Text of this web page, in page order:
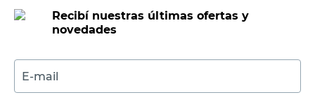
Recibí nuestras últimas ofertas y
novedades
E-mail